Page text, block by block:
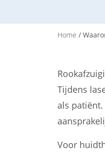
Home /
Tijdens
als
Voor